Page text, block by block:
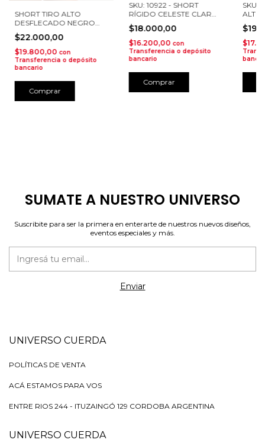
SHORT TIRO ALTO
DESFLECADO NEGRO
GASTADO
$22.000,00
$19.800,00 con
Transferencia o depósito
bancario
Comprar
SKU: 10922 - SHORT
RÍGIDO CELESTE CLARO
REFLEX
$18.000,00
$16.200,00 con
Transferencia o depósito
bancario
Comprar
SKU:
ALTO
SUMATE A NUESTRO UNIVERSO
Suscribite para ser la primera en enterarte de nuestros nuevos diseños,
eventos especiales y más.
UNIVERSO CUERDA
POLÍTICAS DE VENTA
ACÁ ESTAMOS PARA VOS
ENTRE RIOS 244 - ITUZAINGÓ 129 CORDOBA ARGENTINA
UNIVERSO CUERDA